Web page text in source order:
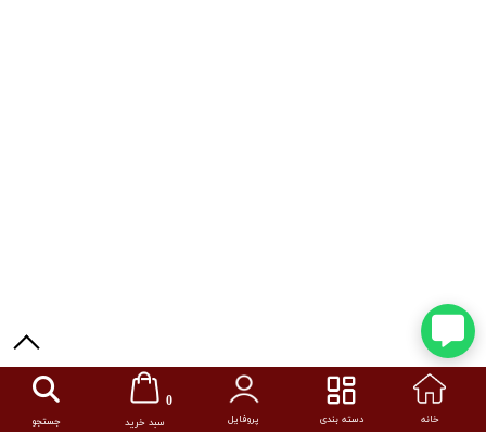
خانه دسته بندی پروفایل سبد خرید
0
جستجو